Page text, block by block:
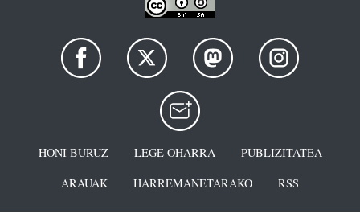
HONI BURUZ LEGE OHARRA
PUBLIZITATEA
ARAUAK
HARREMANETARAKO RSS